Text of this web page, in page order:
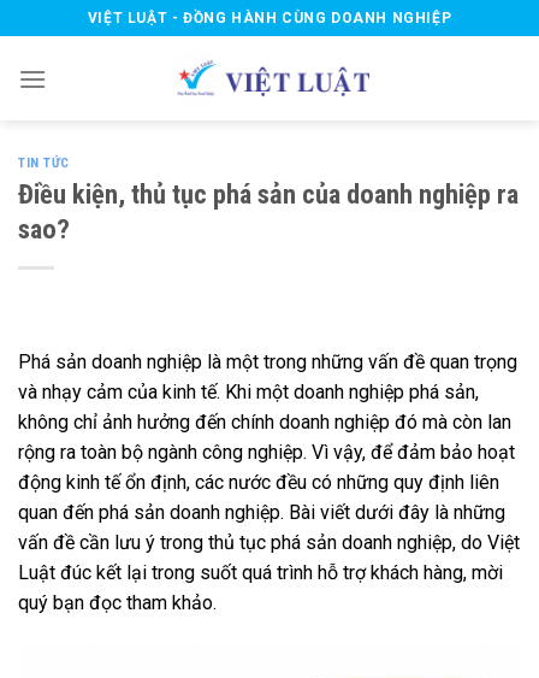
to
content
VIỆT LUẬT - ĐỒNG HÀNH CÙNG DOANH NGHIỆP
TIN TỨC
Điều kiện, thủ tục phá sản của doanh nghiệp ra
sao?
Phá sản doanh nghiệp là một trong những vấn đề quan trọng
và nhạy cảm của kinh tế. Khi một doanh nghiệp phá sản,
không chỉ ảnh hưởng đến chính doanh nghiệp đó mà còn lan
rộng ra toàn bộ ngành công nghiệp. Vì vậy, để đảm bảo hoạt
động kinh tế ổn định, các nước đều có những quy định liên
quan đến phá sản doanh nghiệp. Bài viết dưới đây là những
vấn đề cần lưu ý trong thủ tục phá sản doanh nghiệp, do Việt
Luật đúc kết lại trong suốt quá trình hỗ trợ khách hàng, mời
quý bạn đọc tham khảo.